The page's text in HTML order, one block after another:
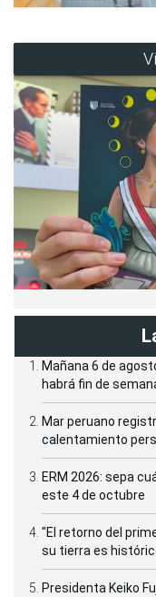
Mañana 6 de
habrá fin de
Mar peruano
calentamiento
ERM 2026: sepa
este 4 de octubre
"El retorno del
su tierra es
Presidenta Keiko